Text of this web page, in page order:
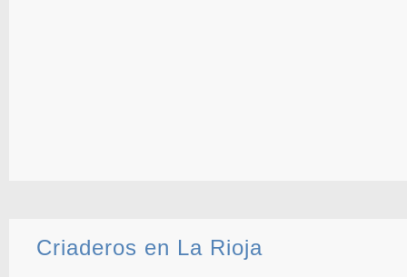
Criaderos en La Rioja